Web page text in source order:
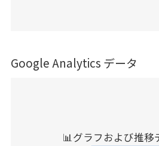
Google Analytics データ
📊グラフおよび推移